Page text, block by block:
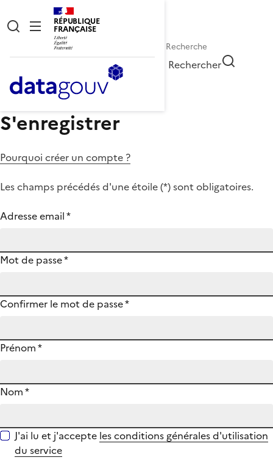
RÉPUBLIQUE
FRANÇAISE
Rechercher
S'enregistrer
Pourquoi créer un compte ?
Les champs précédés d'une étoile (*) sont obligatoires.
Adresse email*
Mot de passe*
Confirmer le mot de passe*
Prénom*
Nom*
J'ai lu et j'accepte les conditions générales d'utilisation
du service